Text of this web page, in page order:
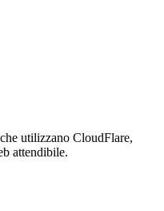
utilizzano CloudFlare,
attendibile.